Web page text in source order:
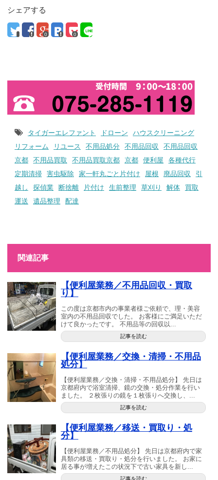
シェアする
0 0
タイガーエレファント ドローン
ハウスクリーニング
リフォーム
リユース 不用品処分 不用品回収
不用品回収
京都
不用品買取 不用品買取京都 京都 便利屋
各種代行
定期清掃
害虫駆除 家一軒丸ごと片付け 屋根 廃品回収
引
越し
探偵業 断捨離 片付け 生前整理 草刈り 解体
買取
運送
遺品整理 配達
関連記事
【便利屋業務／不用品回収・買取
り】
この度は京都市内の事業者様ご依頼で、理・美容
室内の不用品回収でした。 お客様にご満足いただ
けて良かったです。 不用品等の回収以...
記事を読む
【便利屋業務／交換・清掃・不用品
処分】
【便利屋業務／交換・清掃・不用品処分】 先日は
京都府内で浴室清掃、鏡の交換・処分作業を行い
ました。 ２枚張りの鏡を１枚張りへ交換し、...
記事を読む
【便利屋業務／移送・買取り・処
分】
【便利屋業務／不用品処分】 先日は京都府内で家
具類の移送・買取り・処分を行いました。 お家に
居る事が増えたこの状況下で古い家具を新し...
記事を読む